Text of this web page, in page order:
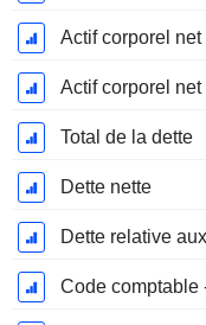
Actif corporel net
Actif corporel net
Total de la dette
Dette nette
Dette relative
Code comptable